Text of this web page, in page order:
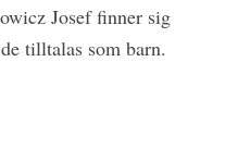
Josef finner sig
tilltalas som barn.